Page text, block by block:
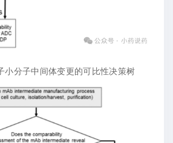
小分子中间体变更的可比性决策树